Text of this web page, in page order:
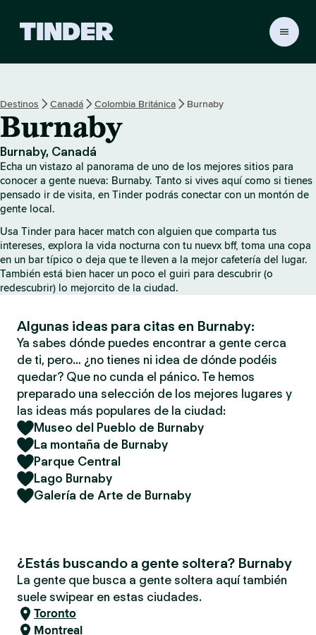
r
n
c
i
o
Destinos Canadá Colombia Británica Burnaby
Burnaby
Burnaby, Canadá
Echa un vistazo al panorama de uno de los mejores sitios para
conocer a gente nueva: Burnaby. Tanto si vives aquí como si tienes
pensado ir de visita, en Tinder podrás conectar con un montón de
gente local.
Usa Tinder para hacer match con alguien que comparta tus
intereses, explora la vida nocturna con tu nuevx bff, toma una copa
en un bar típico o deja que te lleven a la mejor cafetería del lugar.
También está bien hacer un poco el guiri para descubrir (o
redescubrir) lo mejorcito de la ciudad.
Algunas ideas para citas en Burnaby:
Ya sabes dónde puedes encontrar a gente cerca
de ti, pero… ¿no tienes ni idea de dónde podéis
quedar? Que no cunda el pánico. Te hemos
preparado una selección de los mejores lugares y
las ideas más populares de la ciudad:
Museo del Pueblo de Burnaby
La montaña de Burnaby
Parque Central
Lago Burnaby
Galería de Arte de Burnaby
¿Estás buscando a gente soltera? Burnaby
La gente que busca a gente soltera aquí también
suele swipear en estas ciudades.
Toronto
Montreal